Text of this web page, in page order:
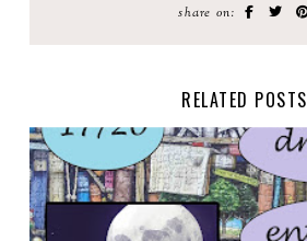
share on:
RELATED POSTS